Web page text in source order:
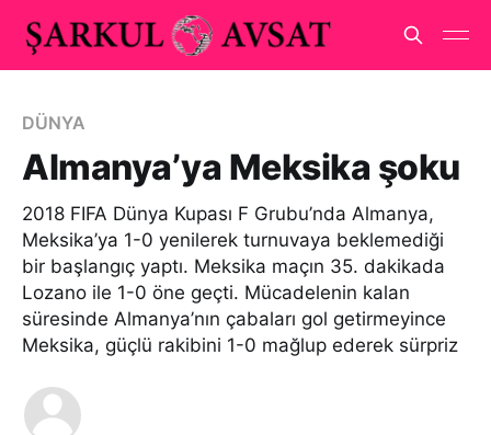
DÜNYA
Almanya’ya Meksika şoku
2018 FIFA Dünya Kupası F Grubu’nda Almanya,
Meksika’ya 1-0 yenilerek turnuvaya beklemediği
bir başlangıç yaptı. Meksika maçın 35. dakikada
Lozano ile 1-0 öne geçti. Mücadelenin kalan
süresinde Almanya’nın çabaları gol getirmeyince
Meksika, güçlü rakibini 1-0 mağlup ederek sürpriz